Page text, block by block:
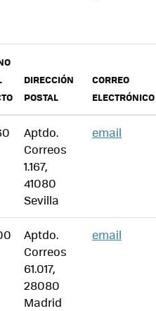
DIRECCIÓN
POSTAL
CORREO
ELECTRÓNICO
Aptdo.
Correos
1.167,
41080
Sevilla
email
Aptdo.
Correos
61.017,
28080
Madrid
email